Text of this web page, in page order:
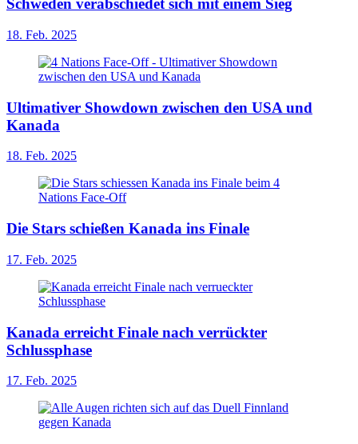
Schweden verabschiedet sich mit einem Sieg
18. Feb. 2025
Ultimativer Showdown zwischen den USA und
Kanada
18. Feb. 2025
Die Stars schießen Kanada ins Finale
17. Feb. 2025
Kanada erreicht Finale nach verrückter
Schlussphase
17. Feb. 2025